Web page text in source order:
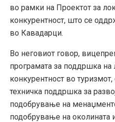
во рамки на Проектот за
конкурентност, што се
во Кавадарци.
Во неговиот говор,
програмата за поддршка на
конкурентност во
техничка поддршка за
подобрување на
подобрување на околината